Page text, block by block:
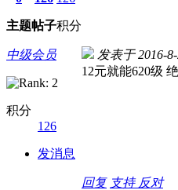
主题帖子积分
中级会员
积分
126
发消息
发表于 2016-
12元就能620级
回复 支持 反对